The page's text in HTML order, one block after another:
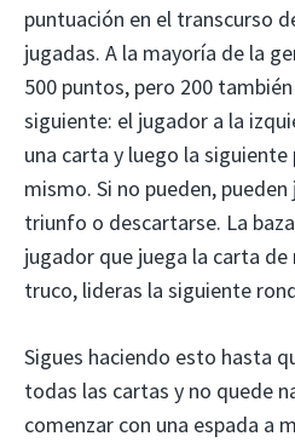
puntuación en el transcurso
jugadas. A la mayoría de la
500 puntos, pero 200
siguiente: el jugador a la
una carta y luego la
mismo. Si no pueden,
triunfo o descartarse. La
jugador que juega la carta de
truco, lideras la siguiente
Sigues haciendo esto hasta
todas las cartas y no quede
comenzar con una espada a